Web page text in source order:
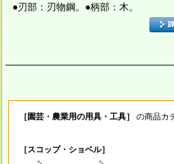
●刃部：刃物鋼。●柄部：木。
［園芸・農業用の用具・工具］ の商品カ
［スコップ・ショベル］